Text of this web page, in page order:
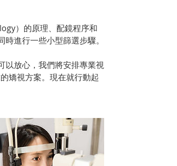
）的原理、配鏡程序和
進行一些小型篩選步驟。
以放心，我們將安排專業視
矯視方案。現在就行動起